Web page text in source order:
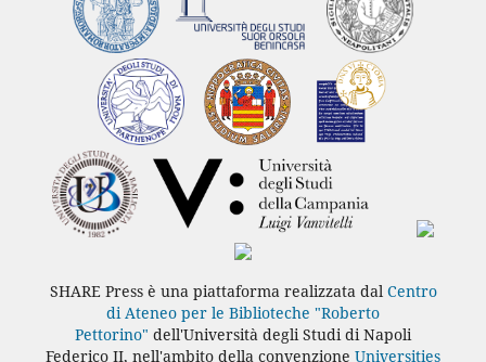
SHARE Press è una piattaforma realizzata dal Centro
di Ateneo per le Biblioteche "Roberto
Pettorino" dell'Università degli Studi di Napoli
Federico II, nell'ambito della convenzione Universities